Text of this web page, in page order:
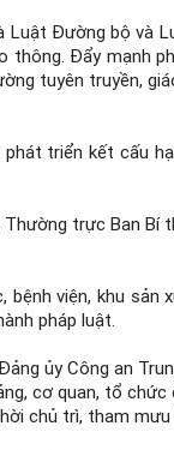
Đường bộ
Đẩy mạnh
tuyên truyền,
triển kết cấu
trực Ban
viện, khu
pháp luật.
ủy Công an
cơ quan, tổ
chủ trì, tham